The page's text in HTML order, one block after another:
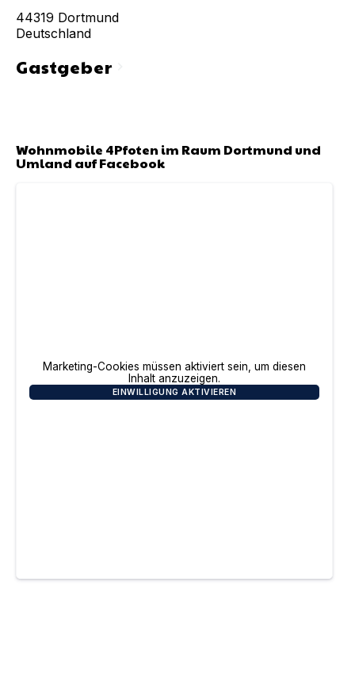
44319 Dortmund
Deutschland
Gastgeberchevron_right
Wohnmobile 4Pfoten im Raum Dortmund und
Umland auf Facebook
Marketing-Cookies müssen aktiviert sein, um diesen
Inhalt anzuzeigen.
EINWILLIGUNG AKTIVIEREN